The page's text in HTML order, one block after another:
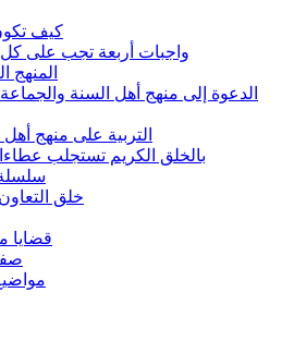
كيف
واجبات أربعة تجب على
المنهج
الدعوة إلى منهج أهل السنة
التربية على منهج
بالخلق الكريم تستجلب
خلق
قضايا